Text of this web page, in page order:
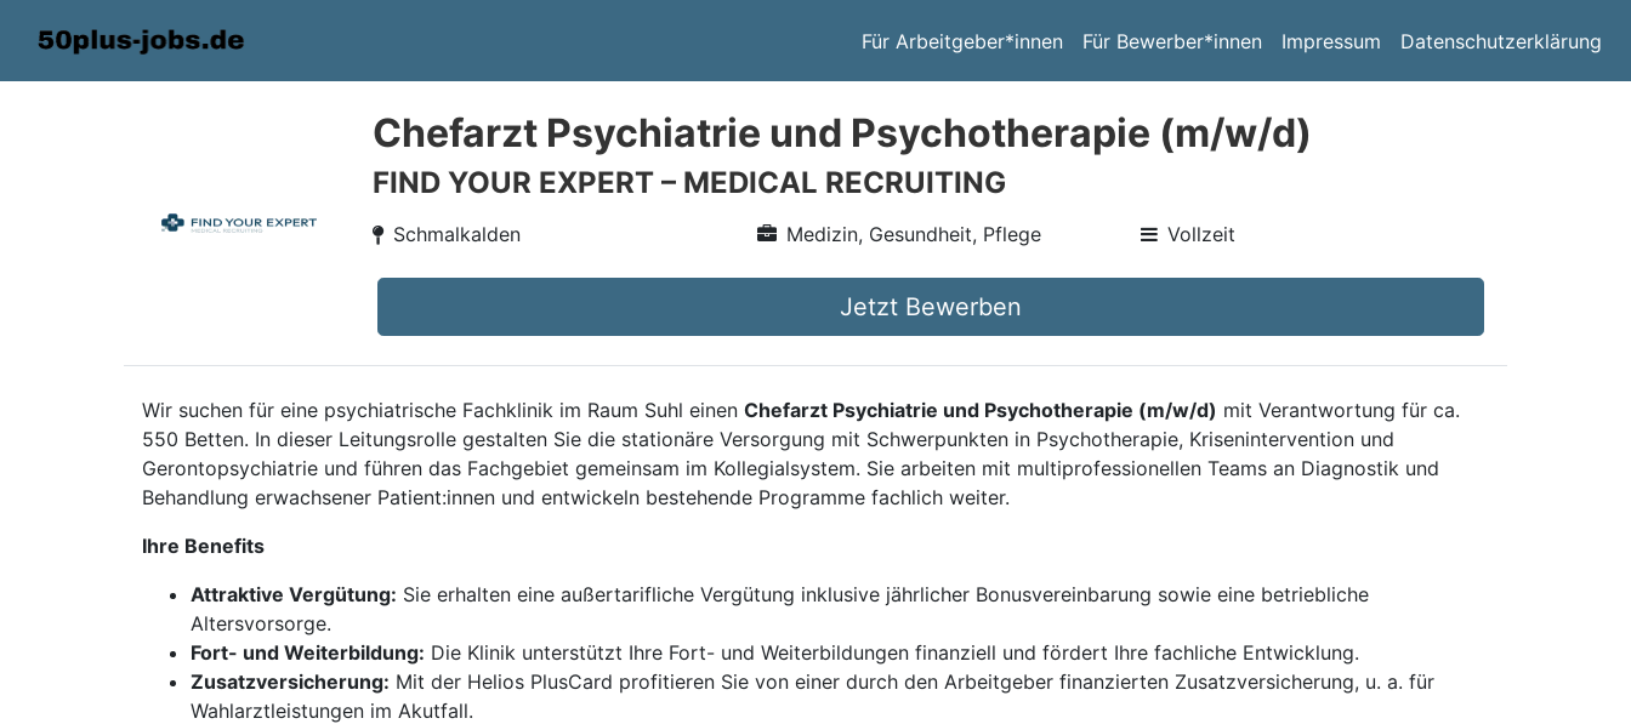
Für Arbeitgeber*innen Für Bewerber*innen Impressum Datenschutzerklärung
Chefarzt Psychiatrie und Psychotherapie (m/w/d)
FIND YOUR EXPERT – MEDICAL RECRUITING
Schmalkalden Medizin, Gesundheit, Pflege Vollzeit
Jetzt Bewerben
Wir suchen für eine psychiatrische Fachklinik im Raum Suhl einen Chefarzt Psychiatrie und Psychotherapie (m/w/d) mit Verantwortung für ca.
550 Betten. In dieser Leitungsrolle gestalten Sie die stationäre Versorgung mit Schwerpunkten in Psychotherapie, Krisenintervention und
Gerontopsychiatrie und führen das Fachgebiet gemeinsam im Kollegialsystem. Sie arbeiten mit multiprofessionellen Teams an Diagnostik und
Behandlung erwachsener Patient:innen und entwickeln bestehende Programme fachlich weiter.
Ihre Benefits
Attraktive Vergütung: Sie erhalten eine außertarifliche Vergütung inklusive jährlicher Bonusvereinbarung sowie eine betriebliche
Altersvorsorge.
Fort- und Weiterbildung: Die Klinik unterstützt Ihre Fort- und Weiterbildungen finanziell und fördert Ihre fachliche Entwicklung.
Zusatzversicherung: Mit der Helios PlusCard profitieren Sie von einer durch den Arbeitgeber finanzierten Zusatzversicherung, u. a. für
Wahlarztleistungen im Akutfall.